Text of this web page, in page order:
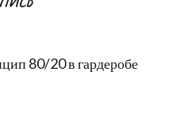
80/20 в гардеробе